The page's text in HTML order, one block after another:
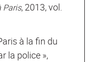
Paris, 2013, vol.
à la fin du
la police »,